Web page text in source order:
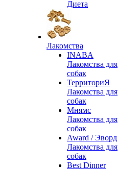
Диета
Лакомства
INABA
Лакомства для
собак
ТерриториЯ
Лакомства для
собак
Мнямс
Лакомства для
собак
Award / Эворд
Лакомства для
собак
Best Dinner